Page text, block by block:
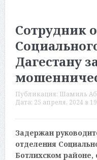
Сотрудник
Дагестану
Публикация: Шамиль
Дата: 25 апреля, 2024 в
Задержан
отделения
Ботлихском районе,